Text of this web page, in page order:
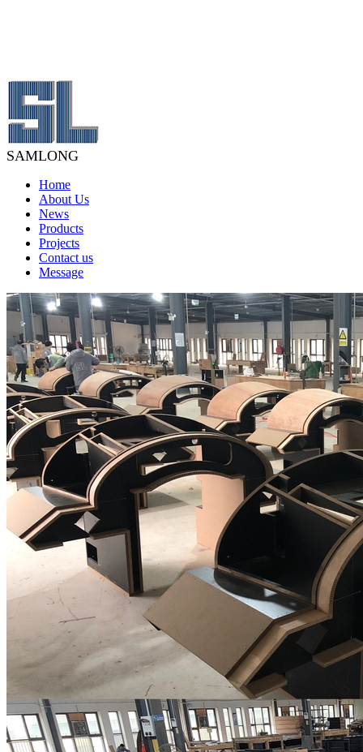
SAMLONG
Home
About Us
News
Products
Projects
Contact us
Message